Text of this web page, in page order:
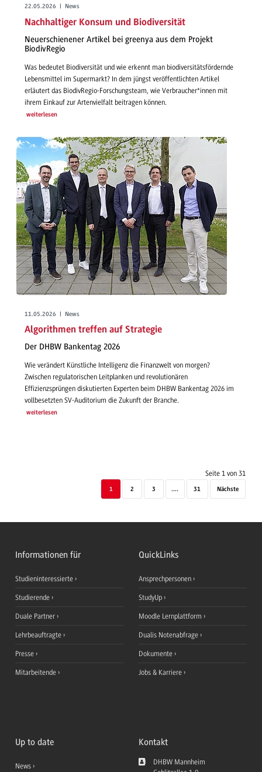
22.05.2026 | News
Nachhaltiger Konsum und Biodiversität
Neuerschienener Artikel bei greenya aus dem Projekt
BiodivRegio
Was bedeutet Biodiversität und wie erkennt man biodiversitätsfördernde
Lebensmittel im Supermarkt? In dem jüngst veröffentlichten Artikel
erläutert das BiodivRegio-Forschungsteam, wie Verbraucher*innen mit
ihrem Einkauf zur Artenvielfalt beitragen können.
weiterlesen
11.05.2026 | News
Algorithmen treffen auf Strategie
Der DHBW Bankentag 2026
Wie verändert Künstliche Intelligenz die Finanzwelt von morgen?
Zwischen regulatorischen Leitplanken und revolutionären
Effizienzsprüngen diskutierten Experten beim DHBW Bankentag 2026 im
vollbesetzten SV-Auditorium die Zukunft der Branche.
weiterlesen
Seite 1 von 31
1 2 3 .... 31 Nächste
Informationen für
Studieninteressierte
Studierende
Duale Partner
Lehrbeauftragte
Presse
Mitarbeitende
QuickLinks
Ansprechpersonen
StudyUp
Moodle Lernplattform
Dualis Notenabfrage
Dokumente
Jobs & Karriere
Up to date
News
Kontakt
DHBW Mannheim